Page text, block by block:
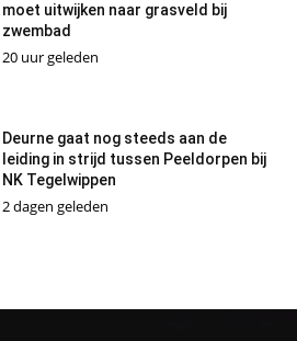
moet uitwijken naar grasveld bij
zwembad
20 uur geleden
Deurne gaat nog steeds aan de
leiding in strijd tussen Peeldorpen bij
NK Tegelwippen
2 dagen geleden